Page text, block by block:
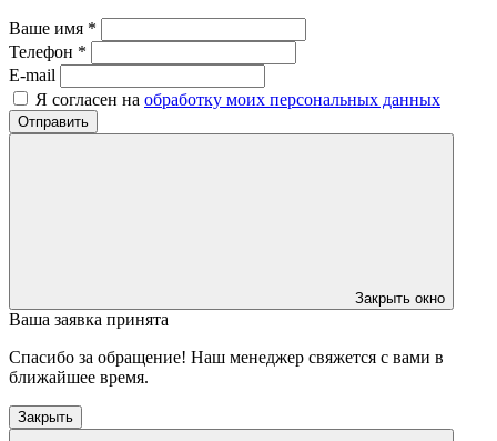
Ваше имя *
Телефон *
E-mail
Я согласен на обработку моих персональных данных
Отправить
Закрыть окно
Ваша заявка принята
Спасибо за обращение! Наш менеджер свяжется с вами в
ближайшее время.
Закрыть